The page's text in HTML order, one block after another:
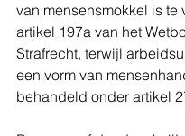
van mensensmokkel is te
artikel 197a van het
Strafrecht, terwijl
een vorm van
behandeld onder artikel